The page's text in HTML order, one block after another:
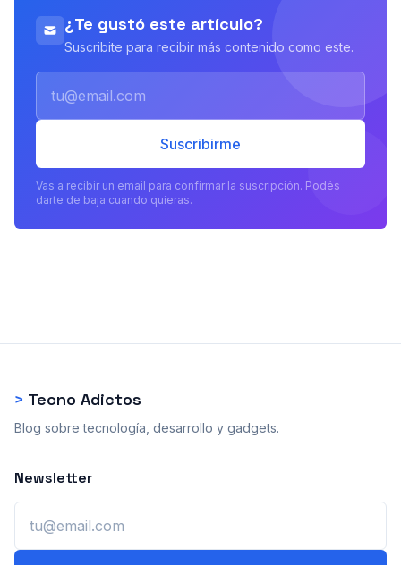
¿Te gustó este artículo?
Suscribite para recibir más contenido como este.
Suscribirme
Vas a recibir un email para confirmar la suscripción. Podés
darte de baja cuando quieras.
> Tecno Adictos
Blog sobre tecnología, desarrollo y gadgets.
Newsletter